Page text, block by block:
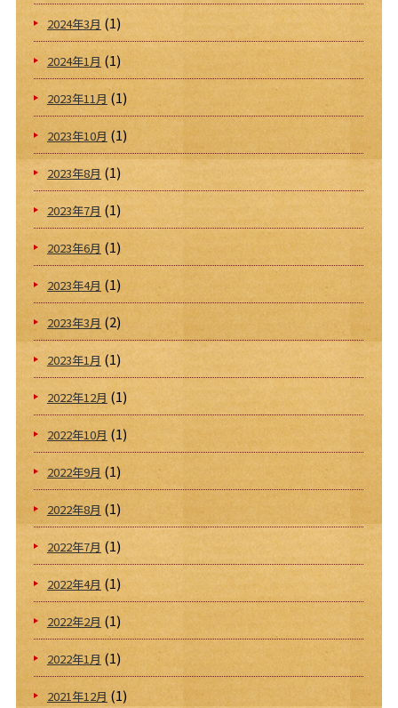
2024年3月 (1)
2024年1月(1)
2023年11月(1)
2023年10月(1)
2023年8月(1)
2023年7月 (1)
2023年6月(1)
2023年4月(1)
2023年3月 (2)
2023年1月(1)
2022年12月(1)
2022年10月 (1)
2022年9月(1)
2022年8月 (1)
2022年7月 (1)
2022年4月 (1)
2022年2月(1)
2022年1月 (1)
2021年12月 (1)